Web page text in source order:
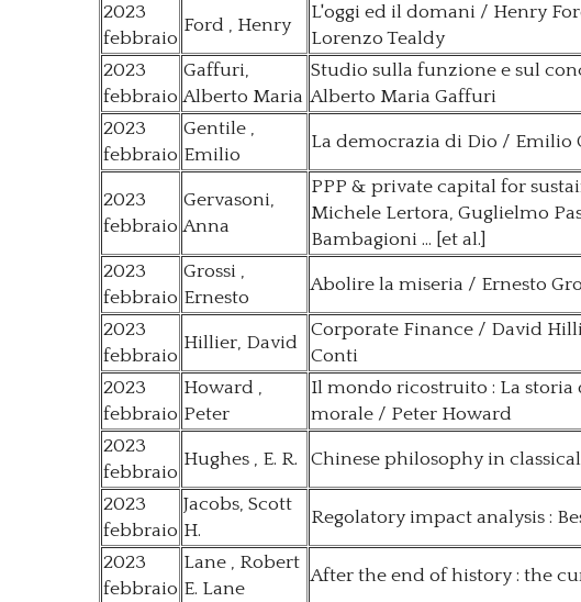
2023
febbraio
Ford , Henry
L'oggi ed il domani / Henry
Lorenzo Tealdy
2023
febbraio
Gaffuri,
Alberto Maria
Studio sulla funzione e sul
Alberto Maria Gaffuri
2023
febbraio
Gentile ,
Emilio
La democrazia di Dio / Emilio
2023
febbraio
Gervasoni,
Anna
PPP & private capital for
Michele Lertora, Guglielmo
Bambagioni ... [et al.]
2023
febbraio
Grossi ,
Ernesto
Abolire la miseria / Ernesto
2023
febbraio
Hillier, David
Corporate Finance / David
Conti
2023
febbraio
Howard ,
Peter
Il mondo ricostruito : La
morale / Peter Howard
2023
febbraio
Hughes , E. R. Chinese philosophy in
2023
febbraio
Jacobs, Scott
H.
Regolatory impact analysis :
2023
febbraio
Lane , Robert
E. Lane
After the end of history : the